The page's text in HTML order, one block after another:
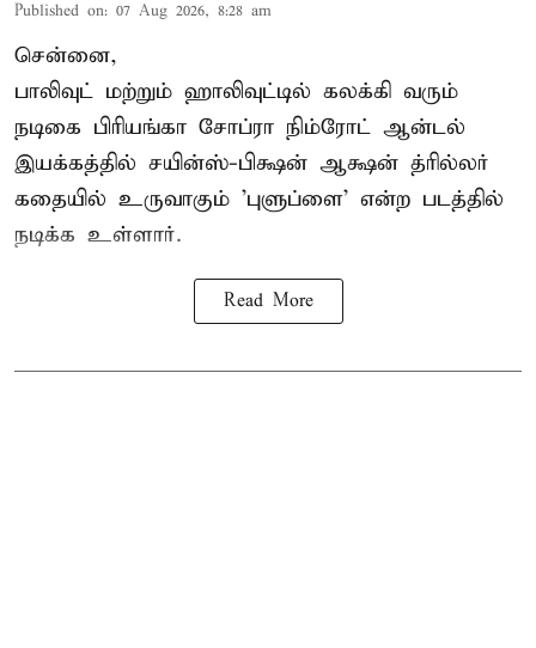
Published on: 07 Aug 2026, 8:28 am
சென்னை,
பாலிவுட் மற்றும் ஹாலிவுட்டில் கலக்கி வரும்
நடிகை பிரியங்கா சோப்ரா நிம்ரோட் ஆன்டல்
இயக்கத்தில் சயின்ஸ்-பிக்ஷன் ஆக்ஷன் த்ரில்லர்
கதையில் உருவாகும் 'புளுப்ளை' என்ற படத்தில்
நடிக்க உள்ளார்.
Read More